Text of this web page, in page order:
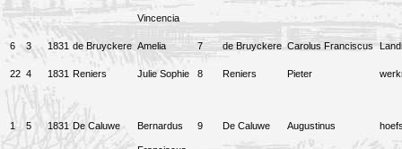
Vincencia
6 3 1831 de Bruyckere Amelia 7 de Bruyckere Carolus Franciscus
22 4 1831 Reniers Julie Sophie 8 Reniers Pieter
1 5 1831 De Caluwe Bernardus 9 De Caluwe Augustinus